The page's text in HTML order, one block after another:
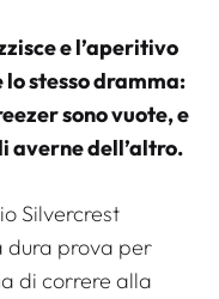
e l’aperitivo
stesso dramma:
sono vuote, e
averne dell’altro.
Silvercrest
dura prova per
di correre alla